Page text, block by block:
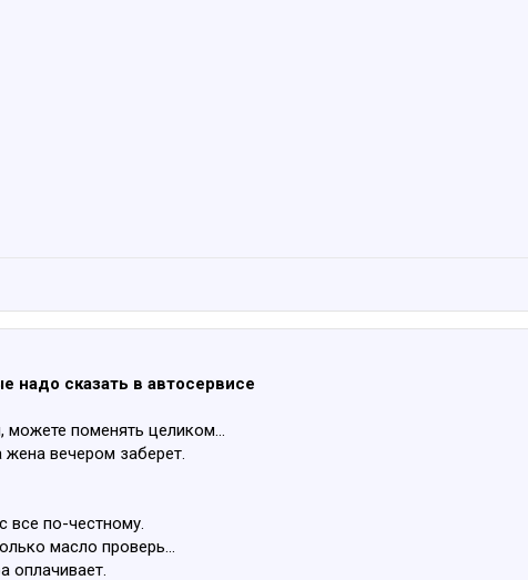
надо сказать в автосервисе
можете поменять целиком…
вечером заберет.
все по-честному.
масло проверь...
оплачивает.